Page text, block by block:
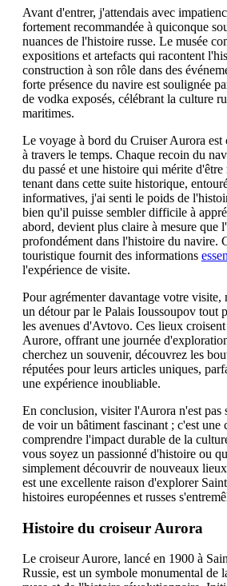
Avant d'entrer, j'attendais avec
fortement recommandée à quiconque
nuances de l'histoire russe. Le musée
expositions et artefacts qui racontent
construction à son rôle dans des
forte présence du navire est soulignée
de vodka exposés, célébrant la culture
maritimes.
Le voyage à bord du Cruiser Aurora est
à travers le temps. Chaque recoin du
du passé et une histoire qui mérite
tenant dans cette suite historique,
informatives, j'ai senti le poids de
bien qu'il puisse sembler difficile à
abord, devient plus claire à mesure que
profondément dans l'histoire du navire.
touristique fournit des informations
l'expérience de visite.
Pour agrémenter davantage votre visite,
un détour par le Palais Ioussoupov tout
les avenues d'Avtovo. Ces lieux
Aurore, offrant une journée
cherchez un souvenir, découvrez les
réputées pour leurs articles uniques,
une expérience inoubliable.
En conclusion, visiter l'Aurora n'est pas
de voir un bâtiment fascinant ; c'est une
comprendre l'impact durable de la
vous soyez un passionné d'histoire ou
simplement découvrir de nouveaux
est une excellente raison d'explorer
histoires européennes et russes
Histoire du croiseur Aurora
Le croiseur Aurore, lancé en 1900 à
Russie, est un symbole monumental de